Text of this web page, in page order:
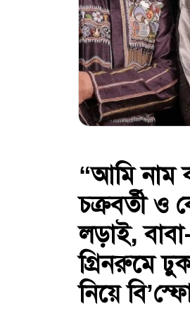
“আমি নাম
চক্রবর্তী ও
লড়াই,
গ্রিনরুমে
নিয়ে